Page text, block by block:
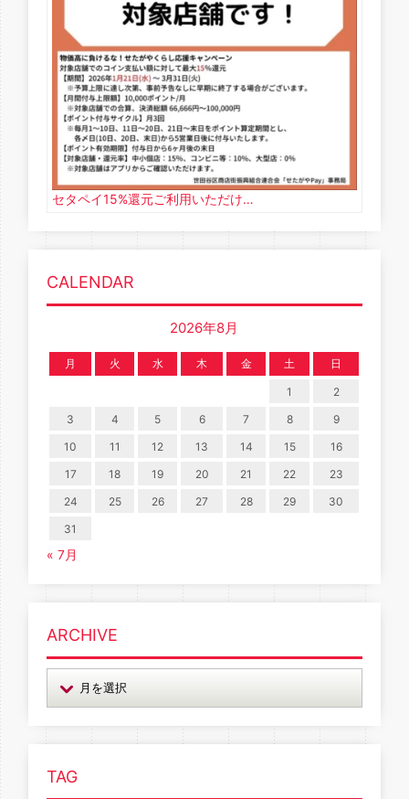
セタペイ15%還元ご利用いただけ…
CALENDAR
2026年8月
月 火 水 木 金 土 日
1
2
3
4 5 6 7 8
9
10
11 12 13 14 15
16
17
18 19 20 21 22
23
24
25 26 27 28 29
30
31
« 7月
ARCHIVE
TAG